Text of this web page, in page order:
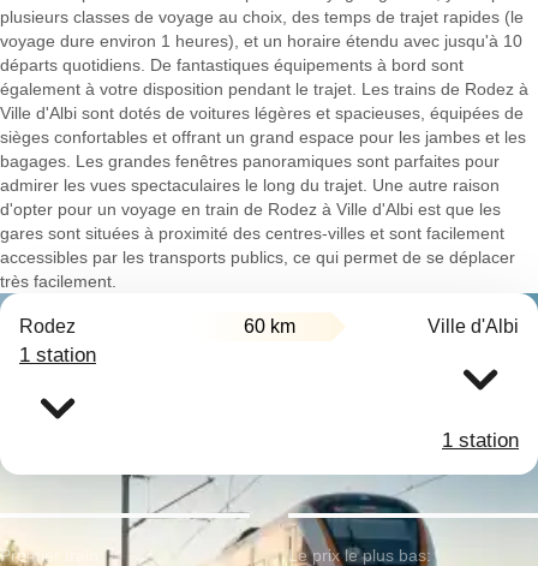
plusieurs classes de voyage au choix, des temps de trajet rapides (le
voyage dure environ 1 heures), et un horaire étendu avec jusqu'à 10
départs quotidiens. De fantastiques équipements à bord sont
également à votre disposition pendant le trajet. Les trains de Rodez à
Ville d'Albi sont dotés de voitures légères et spacieuses, équipées de
sièges confortables et offrant un grand espace pour les jambes et les
bagages. Les grandes fenêtres panoramiques sont parfaites pour
admirer les vues spectaculaires le long du trajet. Une autre raison
d'opter pour un voyage en train de Rodez à Ville d'Albi est que les
gares sont situées à proximité des centres-villes et sont facilement
accessibles par les transports publics, ce qui permet de se déplacer
très facilement.
Rodez 60 km Ville d'Albi
1 station
1 station
Premier train: Le prix le plus bas: